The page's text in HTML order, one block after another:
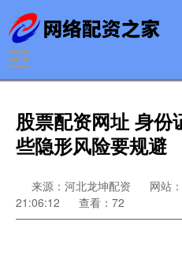
股票配资网址 身份
些隐形风险要规避
来源：河北龙坤配资 网站
21:06:12
查看：72